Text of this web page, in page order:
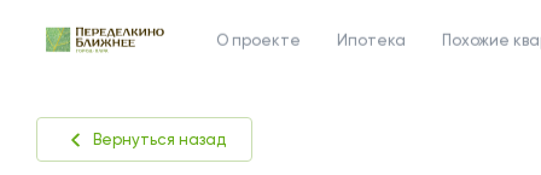
О проекте Ипотека Похожие
Вернуться назад